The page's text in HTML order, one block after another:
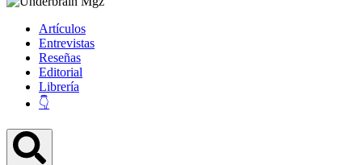
Artículos
Entrevistas
Reseñas
Editorial
Librería
👇